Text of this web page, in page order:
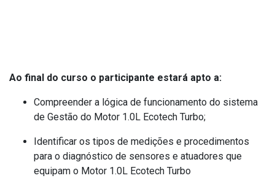
Ao final do curso o participante estará apto a:
Compreender a lógica de funcionamento do sistema
de Gestão do Motor 1.0L Ecotech Turbo;
Identificar os tipos de medições e procedimentos
para o diagnóstico de sensores e atuadores que
equipam o Motor 1.0L Ecotech Turbo